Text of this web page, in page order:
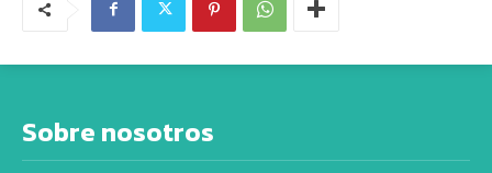
Sobre nosotros